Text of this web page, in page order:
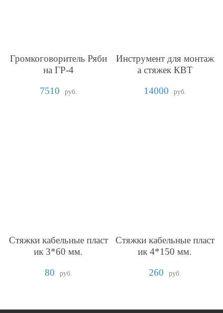
Громкоговоритель Ряби
на ГР-4
7510
руб.
Инструмент для монтаж
а стяжек КВТ
14000
руб.
Стяжки кабельные пласт
ик 3*60 мм.
80
руб.
Стяжки кабельные пласт
ик 4*150 мм.
260
руб.